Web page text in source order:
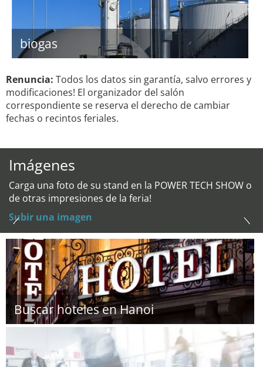
biogas
Renuncia: Todos los datos sin garantía, salvo errores y
modificaciones! El organizador del salón
correspondiente se reserva el derecho de cambiar
fechas o recintos feriales.
Imágenes
Carga una foto de su stand en la POWER TECH SHOW o
de otras impresiones de la feria!
Subir una imagen
Buscar hoteles en Hanoi